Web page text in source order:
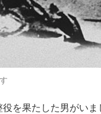
を果たした男がい